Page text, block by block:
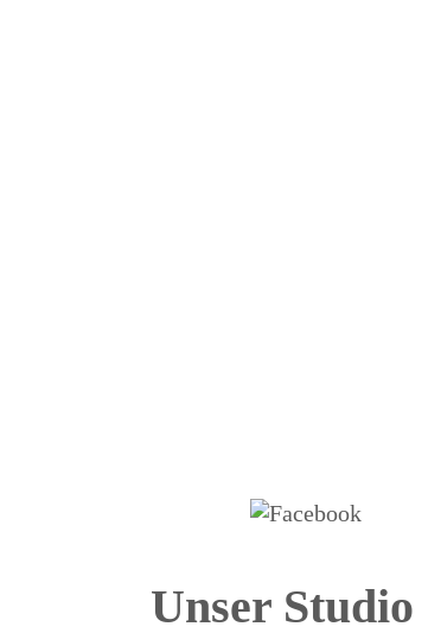
Unser Studio